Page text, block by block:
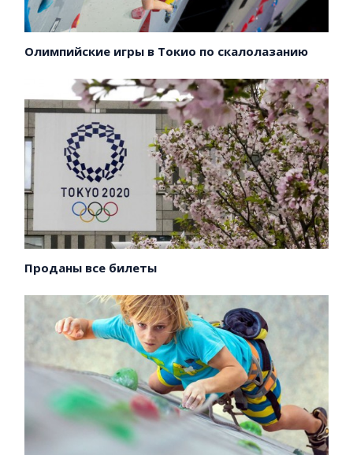
Олимпийские игры в Токио по скалолазанию
Проданы все билеты